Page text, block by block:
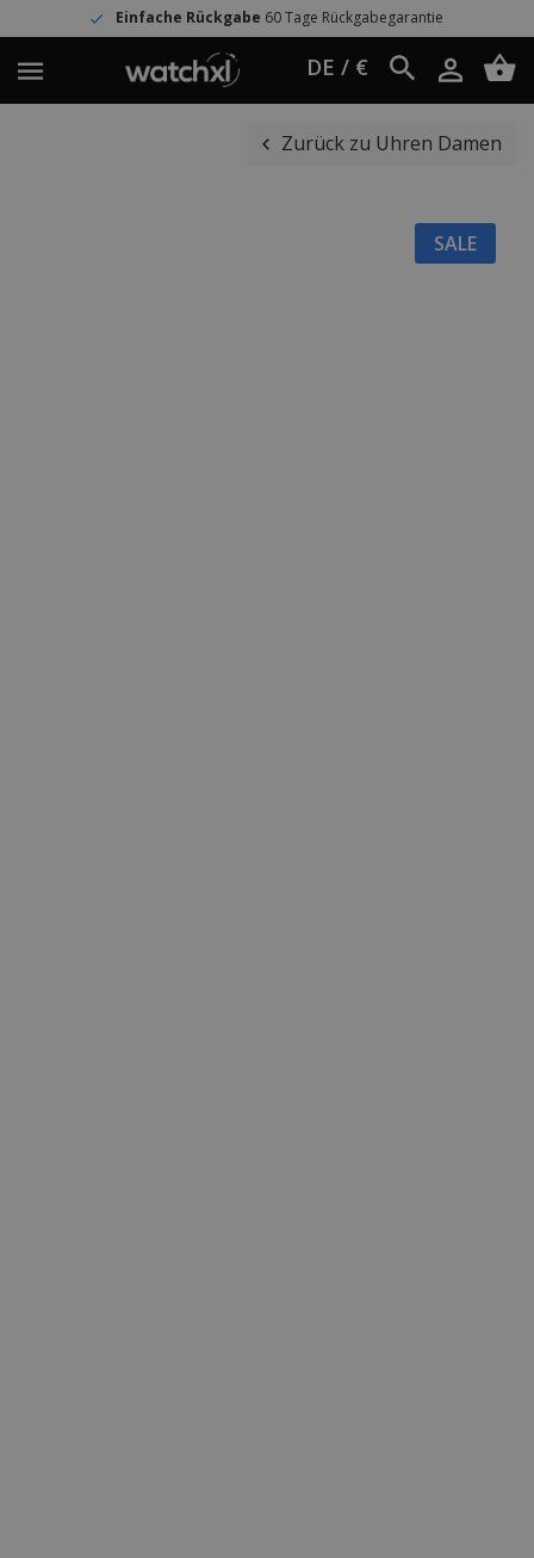
Einfache Rückgabe60 Tage Rückgabegarantie
DE / €
Zurück zu Uhren Damen
SALE